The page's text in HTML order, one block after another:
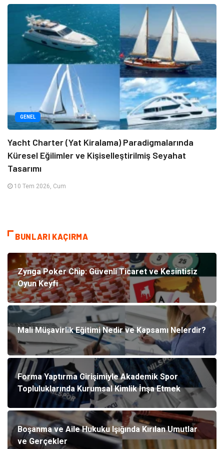
GENEL
Yacht Charter (Yat Kiralama) Paradigmalarında
Küresel Eğilimler ve Kişiselleştirilmiş Seyahat
Tasarımı
10 Tem 2026, Cum
BUNLARI KAÇIRMA
Zynga Poker Chip: Güvenli Ticaret ve Kesintisiz
Oyun Keyfi
Mali Müşavirlik Eğitimi Nedir ve Kapsamı Nelerdir?
Forma Yaptırma Girişimiyle Akademik Spor
Topluluklarında Kurumsal Kimlik İnşa Etmek
Boşanma ve Aile Hukuku Işığında Kırılan Umutlar
ve Gerçekler